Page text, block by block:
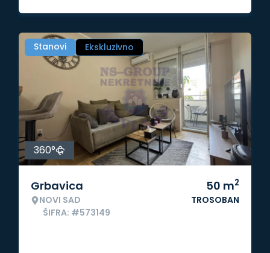
Stanovi Ekskluzivno
360°
Grbavica
NOVI SAD
ŠIFRA: #573149
50 m2
TROSOBAN